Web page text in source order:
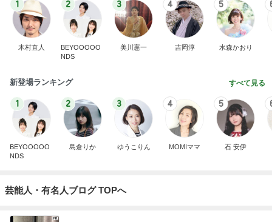
1
木村直人
2
BEYOOOOO
NDS
3
美川憲一
4
吉岡淳
5
水森かおり
新登場ランキング すべて見る
1
BEYOOOOO
NDS
2
島倉りか
3
ゆうこりん
4
MOMIママ
5
石 安伊
芸能人・有名人ブログ TOPへ